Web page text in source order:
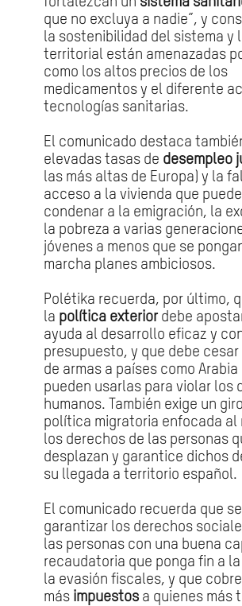
que no excluya a nadie”, y
la sostenibilidad del sistema y
territorial están amenazadas
como los altos precios de los
medicamentos y el diferente
tecnologías sanitarias.
El comunicado destaca
elevadas tasas de desempleo
las más altas de Europa) y la
acceso a la vivienda que
condenar a la emigración, la
la pobreza a varias
jóvenes a menos que se
marcha planes ambiciosos.
Polétika recuerda, por último,
la política exterior debe
ayuda al desarrollo eficaz y
presupuesto, y que debe
de armas a países como Arabia
pueden usarlas para violar los
humanos. También exige un
política migratoria enfocada al
los derechos de las personas
desplazan y garantice dichos
su llegada a territorio español.
El comunicado recuerda que
garantizar los derechos
las personas con una buena
recaudatoria que ponga fin a
la evasión fiscales, y que cobre
más impuestos a quienes más